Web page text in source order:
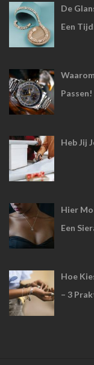
De
Een
Passen!
Heb Jij
Hier
Een
Hoe
– 3